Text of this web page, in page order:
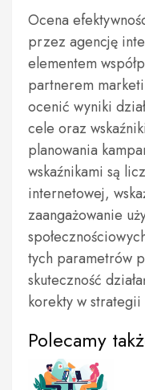
Ocena
przez agencję
elementem
partnerem
ocenić wyniki
cele oraz
planowania
wskaźnikami są
internetowej,
zaangażowanie
tych parametrów
skuteczność
korekty w
Polecamy